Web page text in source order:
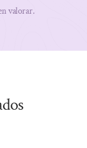
valorar.